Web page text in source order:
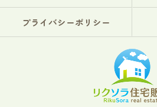
プライバシーポリシー